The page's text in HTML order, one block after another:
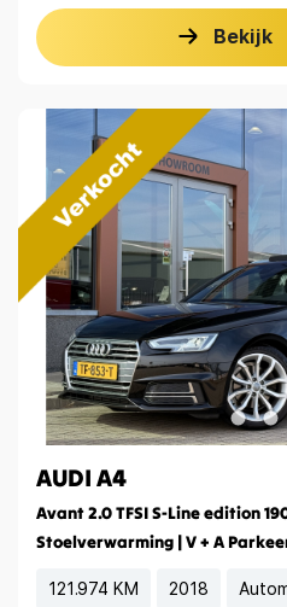
Bekijk
AUDI A4
Avant 2.0 TFSI S-Line edition
Stoelverwarming | V + A
121.974 KM 2018